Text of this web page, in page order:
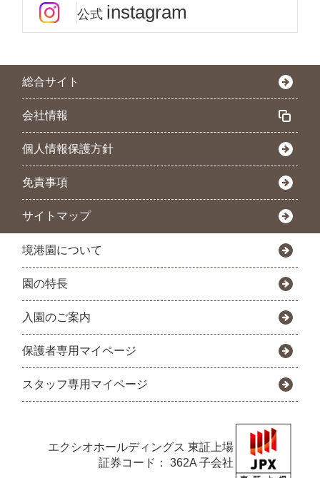
公式 instagram
総合サイト
会社情報
個人情報保護方針
免責事項
サイトマップ
境港園について
園の特長
入園のご案内
保護者専用マイページ
スタッフ専用マイページ
エクシオホールディングス 東証上場
証券コード： 362A 子会社